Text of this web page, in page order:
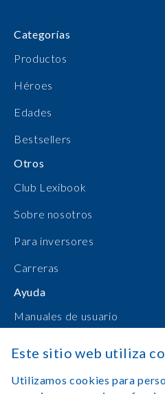
Categorías
Productos
Héroes
Edades
Bestsellers
Otros
Club Lexibook
Sobre nosotros
Para inversores
Carreras
Ayuda
Manuales de usuario
Este sitio web utiliza
Utilizamos cookies para